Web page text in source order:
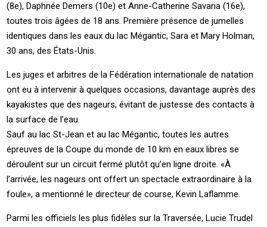
(8e), Daphnée Demers (10e) et Anne-Catherine Savaria (16e),
toutes trois âgées de 18 ans. Première présence de jumelles
identiques dans les eaux du lac Mégantic, Sara et Mary Holman,
30 ans, des États-Unis.
Les juges et arbitres de la Fédération internationale de natation
ont eu à intervenir à quelques occasions, davantage auprès des
kayakistes que des nageurs, évitant de justesse des contacts à
la surface de l’eau.
Sauf au lac St-Jean et au lac Mégantic, toutes les autres
épreuves de la Coupe du monde de 10 km en eaux libres se
déroulent sur un circuit fermé plutôt qu’en ligne droite. «À
l’arrivée, les nageurs ont offert un spectacle extraordinaire à la
foule», a mentionné le directeur de course, Kevin Laflamme.
Parmi les officiels les plus fidèles sur la Traversée, Lucie Trudel